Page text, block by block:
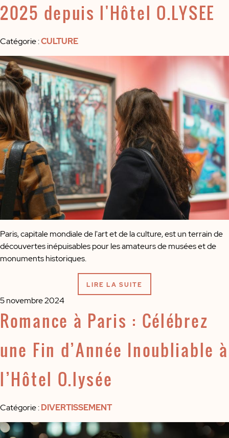
2025 depuis l'Hôtel O.LYSEE
Catégorie:CULTURE
Paris, capitale mondiale de l'art et de la culture, est un terrain de
découvertes inépuisables pour les amateurs de musées et de
monuments historiques.
LIRE LA SUITE
5 novembre 2024
Romance à Paris : Célébrez
une Fin d’Année Inoubliable à
l’Hôtel O.lysée
Catégorie:DIVERTISSEMENT